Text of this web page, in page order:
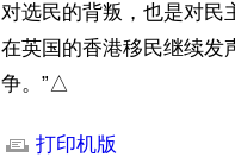
对选民的背叛，也是对民
在英国的香港移民继续发
争。”△
打印机版